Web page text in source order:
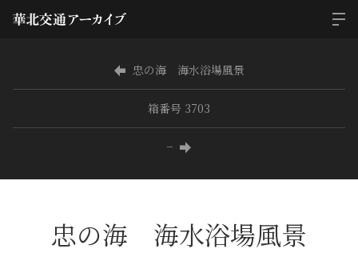
忠の海 海水浴場風景
箱番号 3703
−
忠の海 海水浴場風景